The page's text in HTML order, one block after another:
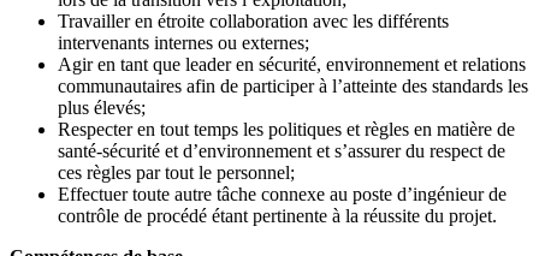
Travailler en étroite collaboration avec les différents
intervenants internes ou externes;
Agir en tant que leader en sécurité, environnement et relations
communautaires afin de participer à l’atteinte des standards les
plus élevés;
Respecter en tout temps les politiques et règles en matière de
santé-sécurité et d’environnement et s’assurer du respect de
ces règles par tout le personnel;
Effectuer toute autre tâche connexe au poste d’ingénieur de
contrôle de procédé étant pertinente à la réussite du projet.